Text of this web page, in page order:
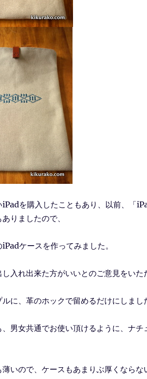
を購入したこともあり、以前、「
りましたので、
ケースを作ってみました。
入れ出来た方がいいとのご意見をいた
に、革のホックで留めるだけにしまし
男女共通でお使い頂けるように、ナチ
いので、ケースもあまりぶ厚くならな